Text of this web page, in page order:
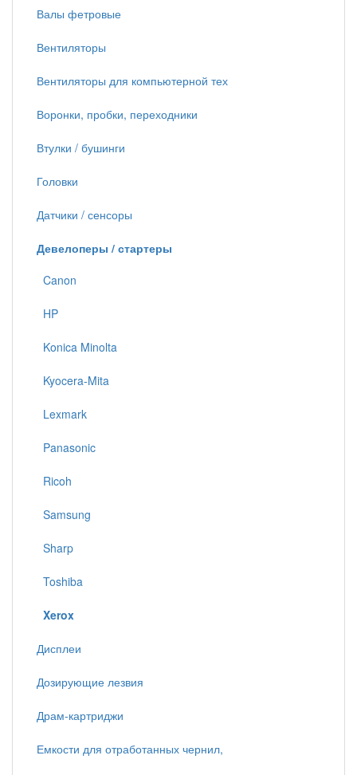
Валы фетровые
Вентиляторы
Вентиляторы для компьютерной тех
Воронки, пробки, переходники
Втулки / бушинги
Головки
Датчики / сенсоры
Девелоперы / стартеры
Canon
HP
Konica Minolta
Kyocera-Mita
Lexmark
Panasonic
Ricoh
Samsung
Sharp
Toshiba
Xerox
Дисплеи
Дозирующие лезвия
Драм-картриджи
Емкости для отработанных чернил,